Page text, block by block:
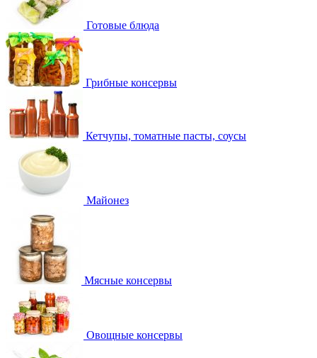
Готовые блюда
Грибные консервы
Кетчупы, томатные пасты, соусы
Майонез
Мясные консервы
Овощные консервы